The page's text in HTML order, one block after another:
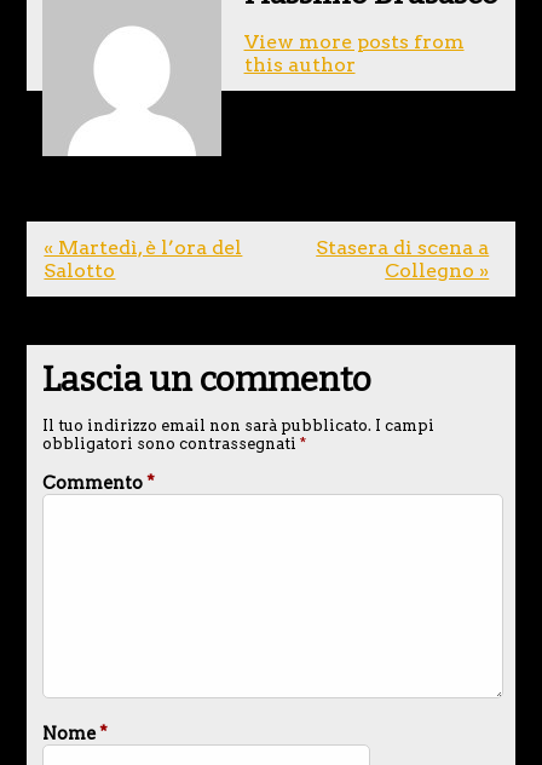
View more posts from
this author
« Martedì, è l’ora del
Salotto
Stasera di scena a
Collegno »
Lascia un commento
Il tuo indirizzo email non sarà pubblicato. I campi
obbligatori sono contrassegnati *
Commento*
Nome*